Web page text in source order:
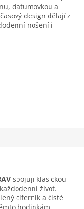
datumovkou a
design dělají z
nošení i
spojují klasickou
život.
ciferník a čisté
hodinkám